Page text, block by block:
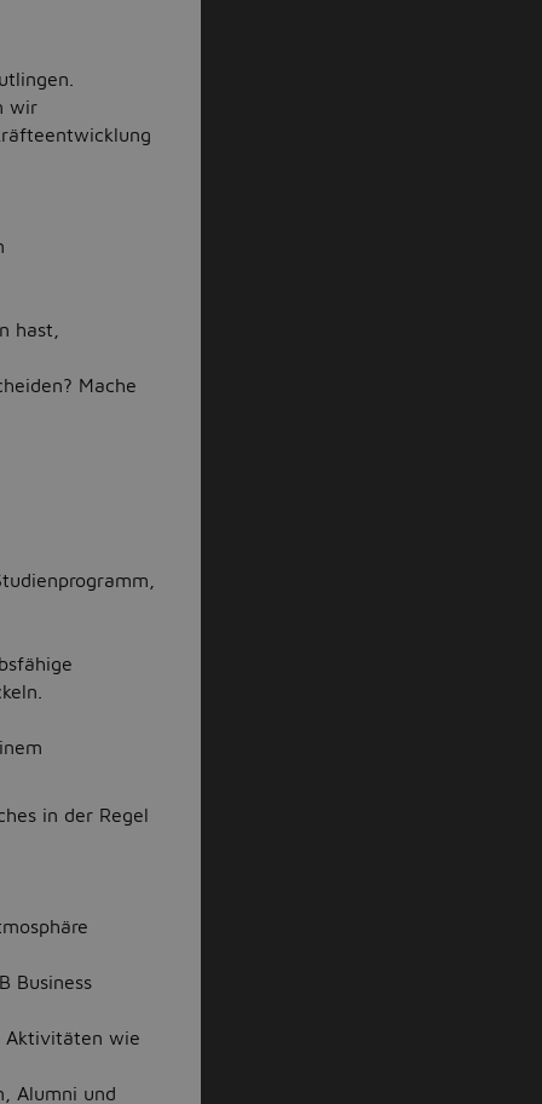
wir
hast,
Mache
in der Regel
Business
Aktivitäten wie
Alumni und